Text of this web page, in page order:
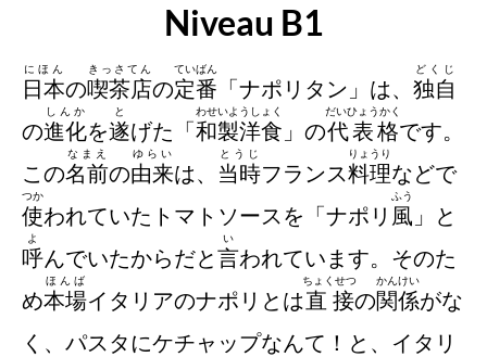
Niveau B1
日本
にほん
の喫茶店
きっさてん
の定番
ていばん
「ナポリタン」は、 独自
どくじ
の進化
しんか
を遂
と
げた「和製洋食
わせいようしょく
」の代表格
だいひょうかく
です。
この名前
なまえ
の由来
ゆらい
は、 当時
とうじ
フランス料理
りょうり
などで
使
つか
われていたトマトソースを「ナポリ 風
ふう
」と
呼
よ
んでいたからだと言
い
われています。そのた
め本場
ほんば
イタリアのナポリとは直接
ちょくせつ
の関係
かんけい
がな
く、パスタにケチャップなんて！と、イタリ